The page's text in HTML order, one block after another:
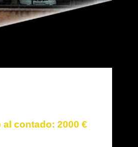
2000 €